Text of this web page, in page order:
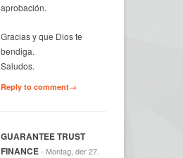
aprobación.
Gracias y que Dios te
bendiga.
Saludos.
Reply to comment→
GUARANTEE TRUST
FINANCE- Montag, der 27.